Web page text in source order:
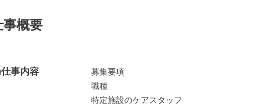
事概要
仕事内容
募集要項
職種
特定施設のケアスタッフ